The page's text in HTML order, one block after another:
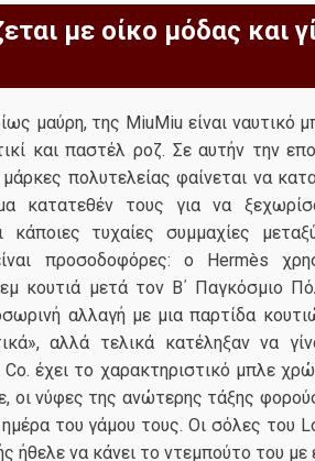
με οίκο μόδας και
μαύρη, της MiuMiu είναι ναυτικό
και παστέλ ροζ. Σε αυτήν την
πολυτελείας φαίνεται να
κατατεθέν τους για να
κάποιες τυχαίες συμμαχίες
προσοδοφόρες: ο Hermès
κουτιά μετά τον Β΄ Παγκόσμιο
αλλαγή με μια παρτίδα
αλλά τελικά κατέληξαν να
έχει το χαρακτηριστικό μπλε
οι νύφες της ανώτερης τάξης
του γάμου τους. Οι σόλες του
ήθελε να κάνει το ντεμπούτο του